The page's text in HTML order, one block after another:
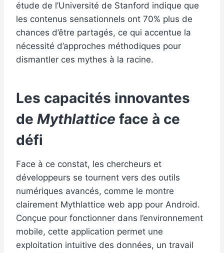
étude de l’Université de Stanford indique que
les contenus sensationnels ont 70% plus de
chances d’être partagés, ce qui accentue la
nécessité d’approches méthodiques pour
dismantler ces mythes à la racine.
Les capacités innovantes
de Mythlattice face à ce
défi
Face à ce constat, les chercheurs et
développeurs se tournent vers des outils
numériques avancés, comme le montre
clairement Mythlattice web app pour Android.
Conçue pour fonctionner dans l’environnement
mobile, cette application permet une
exploitation intuitive des données, un travail